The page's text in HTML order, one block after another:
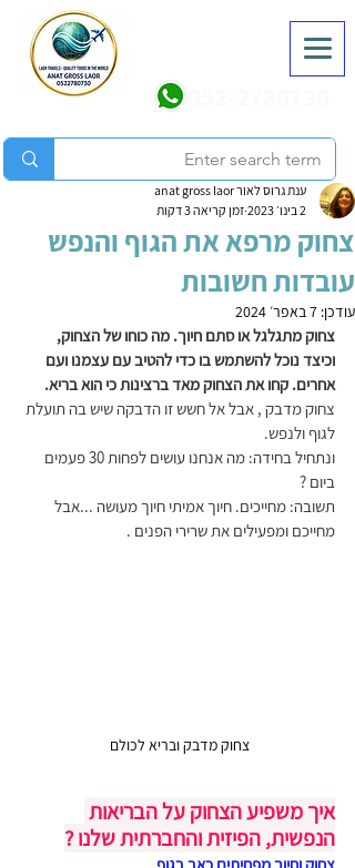
צחוק מרפא את הגוף והנפש
עובדות חשובות
ענת גרוס לאור anat gross laor
2 בינו׳ 2023
זמן קריאה 3 דקות
עודכן: 7 באפר׳ 2024
צחוק מתגלגל או סתם חיוך. מה כוחו של הצחוק,
וכיצד נוכל להשתמש בו כדי להטיב עם עצמנו ועם
אחרים. קחו את הצחוק מאד ברצינות כי הוא בריא.
צחוק מדבק , אבל אל חשש זו הדבקה שיש בה תועלת
לגוף ולנפש.
ונתחיל בחידה: מה אנחנו עושים לפחות 30 פעמים
ביום ?
תשובה: מחייכים. חיוך אמיתי חיוך מעושה ...אבל
מחייכם ומפעילים את שרירי הפנים .
צחוק מדבק ובריא לכולם
איך משפיע הצחוק על הבריאות
הנפשית, הפיזית והחברתית שלנו ?